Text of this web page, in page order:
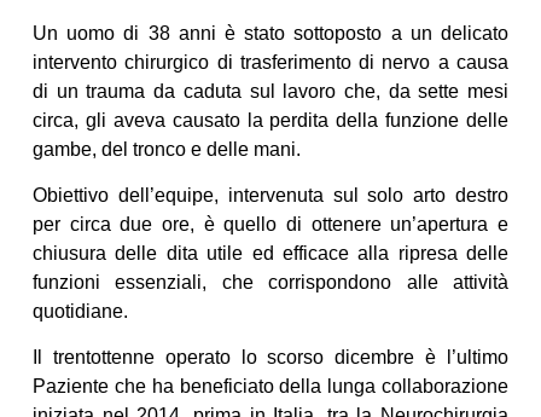
Un uomo di 38 anni è stato sottoposto a un delicato
intervento chirurgico di trasferimento di nervo a causa
di un trauma da caduta sul lavoro che, da sette mesi
circa, gli aveva causato la perdita della funzione delle
gambe, del tronco e delle mani.
Obiettivo dell’equipe, intervenuta sul solo arto destro
per circa due ore, è quello di ottenere un’apertura e
chiusura delle dita utile ed efficace alla ripresa delle
funzioni essenziali, che corrispondono alle attività
quotidiane.
Il trentottenne operato lo scorso dicembre è l’ultimo
Paziente che ha beneficiato della lunga collaborazione